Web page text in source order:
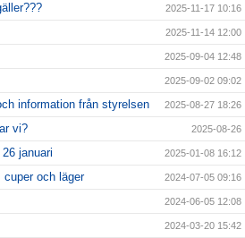
2025-11-17 10:16
2025-11-14 12:00
2025-09-04 12:48
2025-09-02 09:02
information från styrelsen 2025-08-27 18:26
vi? 2025-08-26
januari 2025-01-08 16:12
cuper och läger 2024-07-05 09:16
2024-06-05 12:08
2024-03-20 15:42